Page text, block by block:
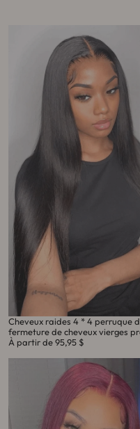
Cheveux raides 4 * 4 perruque
fermeture de cheveux vierges
À partir de95,95 $